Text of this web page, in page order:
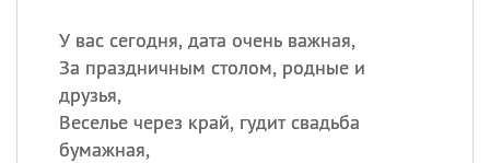
У вас сегодня, дата очень важная,
За праздничным столом, родные и
друзья,
Веселье через край, гудит свадьба
бумажная,
покровителя всех
врачей и целителя
больных
09.08 День книголюбов (Book
Lovers Day)